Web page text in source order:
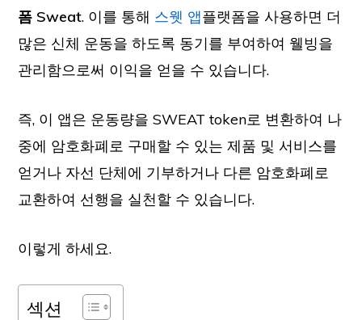
폼 Sweat. 이를 통해 스웻 앱플랫폼을 사용하면 더
많은 신체 운동을 하도록 동기를 부여하여 웰빙을
관리함으로써 이익을 얻을 수 있습니다.
즉, 이 앱은 운동량을 SWEAT token로 변환하여 나
중에 암호화폐로 구매할 수 있는 제품 및 서비스를
얻거나 자선 단체에 기부하거나 다른 암호화폐로
교환하여 선행을 실천할 수 있습니다.
이렇게 하세요.
섹션